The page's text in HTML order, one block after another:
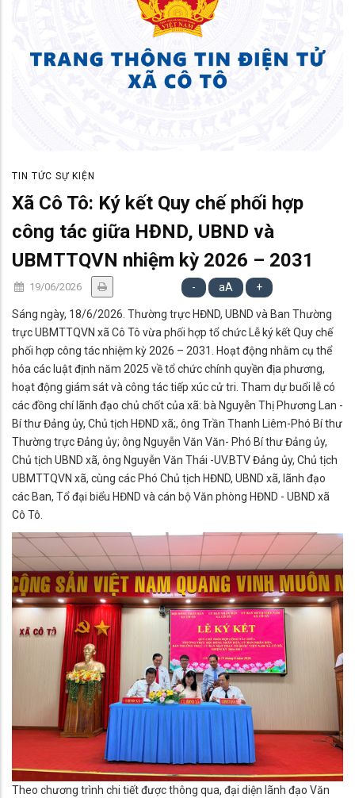
TIN TỨC SỰ KIỆN
Xã Cô Tô: Ký kết Quy chế phối hợp
công tác giữa HĐND, UBND và
UBMTTQVN nhiệm kỳ 2026 – 2031
19/06/2026 - aA +
Sáng ngày, 18/6/2026. Thường trực HĐND, UBND và Ban Thường
trực UBMTTQVN xã Cô Tô vừa phối hợp tổ chức Lễ ký kết Quy chế
phối hợp công tác nhiệm kỳ 2026 – 2031. Hoạt động nhằm cụ thể
hóa các luật định năm 2025 về tổ chức chính quyền địa phương,
hoạt động giám sát và công tác tiếp xúc cử tri. Tham dự buổi lễ có
các đồng chí lãnh đạo chủ chốt của xã: bà Nguyễn Thị Phương Lan -
Bí thư Đảng ủy, Chủ tịch HĐND xã;, ông Trần Thanh Liêm-Phó Bí thư
Thường trực Đảng ủy; ông Nguyễn Văn Văn- Phó Bí thư Đảng ủy,
Chủ tịch UBND xã, ông Nguyễn Văn Thái -UV.BTV Đảng ủy, Chủ tịch
UBMTTQVN xã, cùng các Phó Chủ tịch HĐND, UBND xã, lãnh đạo
các Ban, Tổ đại biểu HĐND và cán bộ Văn phòng HĐND - UBND xã
Cô Tô.
Theo chương trình chi tiết được thông qua, đại diện lãnh đạo Văn